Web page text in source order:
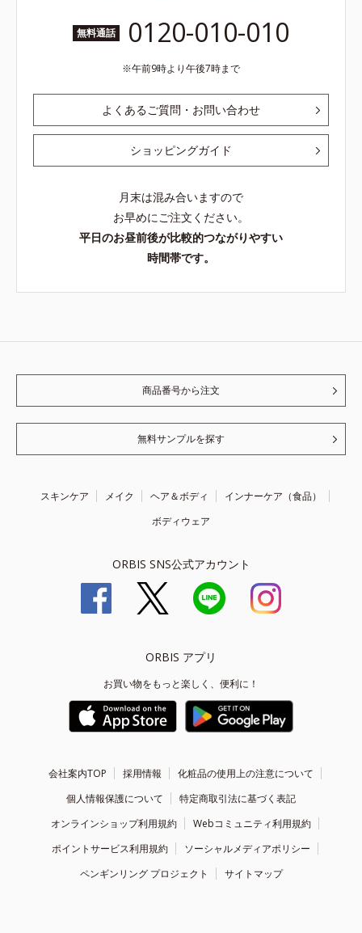
無料通話 0120-010-010
午前9時より午後7時まで
よくあるご質問・お問い合わせ
ショッピングガイド
月末は混み合いますので
お早めにご注文ください。
平日のお昼前後が比較的つながりやすい
時間帯です。
商品番号から注文
無料サンプルを探す
スキンケア メイク ヘア＆ボディ
インナーケア（食品）
ボディウェア
ORBIS SNS公式アカウント
ORBIS アプリ
お買い物をもっと楽しく、便利に！
会社案内TOP 採用情報
化粧品の使用上の注意について
個人情報保護について
特定商取引法に基づく表記
オンラインショップ利用規約
Webコミュニティ利用規約
ポイントサービス利用規約
ソーシャルメディアポリシー
ペンギンリング プロジェクト
サイトマップ